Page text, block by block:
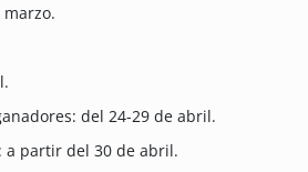
del 24-29 de abril.
a partir del 30 de abril.